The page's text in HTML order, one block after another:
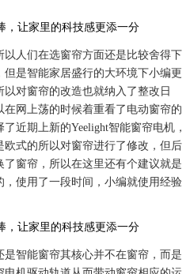
以人们在选窗帘方面还是比较舍得下
是智能家居盛行的大环境下小编更
对窗帘的改造也就纳入了整改日
网上荡的时候着重看了电动窗帘的
近期上新的Yeelight智能窗帘电机，
式的所以对窗帘进行了修改，但后
窗帘，所以在这里还有个建议就是
使用了一段时间，小编就使用经验
智能窗帘其核心并不在窗帘，而是